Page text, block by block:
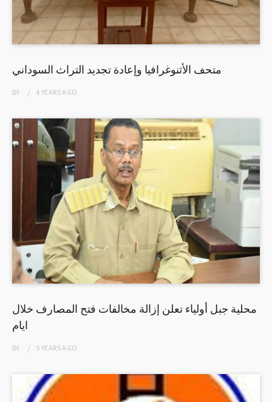
متحف الأثنوغرافيا وإعادة تجديد التراث السوداني
BY 4 YEARSAGO
محلية جبل أولياء تعلن إزالة مخالفات فتح المصارف خلال
ايام
BY 5 YEARSAGO